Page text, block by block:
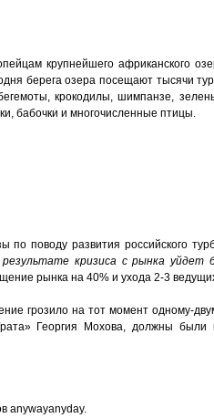
крупнейшего африканского
берега озера посещают тысячи
крокодилы, шимпанзе,
бабочки и многочисленные птицы.
поводу развития российского
кризиса с рынка уйдет
рынка на 40% и ухода 2-3
грозило на тот момент одному-
Георгия Мохова, должны были
anywayanyday.